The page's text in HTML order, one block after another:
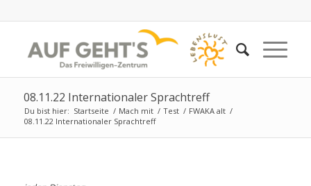
08.11.22 Internationaler Sprachtreff
Du bist hier: Startseite / Mach mit / Test / FWAKA alt /
08.11.22 Internationaler Sprachtreff